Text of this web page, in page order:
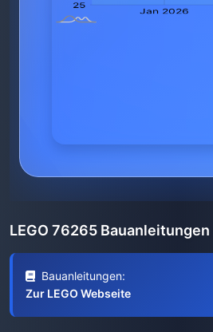
LEGO 76265 Bauanleitungen
Bauanleitungen:
Zur LEGO Webseite